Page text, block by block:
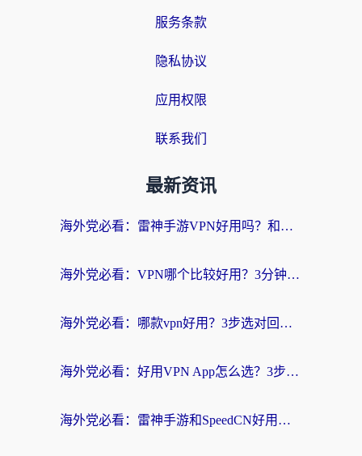
服务条款
隐私协议
应用权限
联系我们
最新资讯
海外党必看：雷神手游VPN好用吗？和天速回国VPN对比哪个回国效果更好？附实用加速器选择指南
海外党必看：VPN哪个比较好用？3分钟找到适合你的回国加速方案
海外党必看：哪款vpn好用？3步选对回国加速器，无缝刷剧玩游戏
海外党必看：好用VPN App怎么选？3步教你无缝访问国内资源
海外党必看：雷神手游和SpeedCN好用吗？3招选对回国加速器无缝刷国内资源